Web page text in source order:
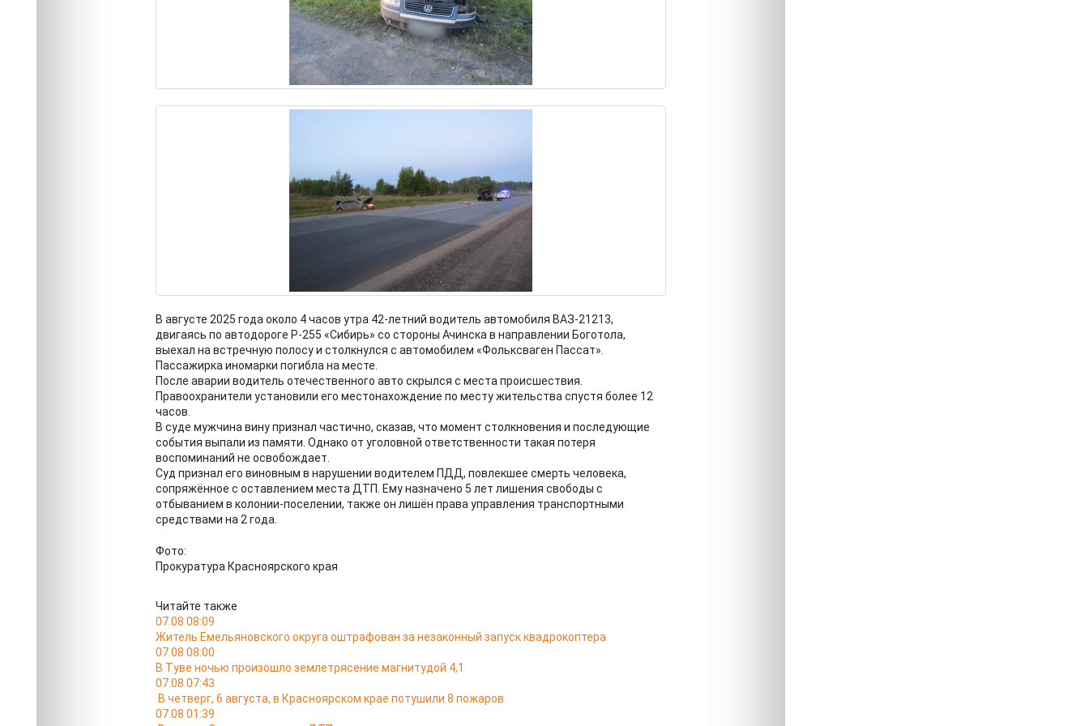
В августе 2025 года около 4 часов утра 42-летний водитель автомобиля ВАЗ-21213,
двигаясь по автодороге Р-255 «Сибирь» со стороны Ачинска в направлении Боготола,
выехал на встречную полосу и столкнулся с автомобилем «Фольксваген Пассат».
Пассажирка иномарки погибла на месте.
После аварии водитель отечественного авто скрылся с места происшествия.
Правоохранители установили его местонахождение по месту жительства спустя более 12
часов.
В суде мужчина вину признал частично, сказав, что момент столкновения и последующие
события выпали из памяти. Однако от уголовной ответственности такая потеря
воспоминаний не освобождает.
Суд признал его виновным в нарушении водителем ПДД, повлекшее смерть человека,
сопряжённое с оставлением места ДТП. Ему назначено 5 лет лишения свободы с
отбыванием в колонии-поселении, также он лишён права управления транспортными
средствами на 2 года.
Фото:
Прокуратура Красноярского края
Читайте также
07.08 08:09
Житель Емельяновского округа оштрафован за незаконный запуск квадрокоптера
07.08 08:00
В Туве ночью произошло землетрясение магнитудой 4,1
07.08 07:43
В четверг, 6 августа, в Красноярском крае потушили 8 пожаров
07.08 01:39